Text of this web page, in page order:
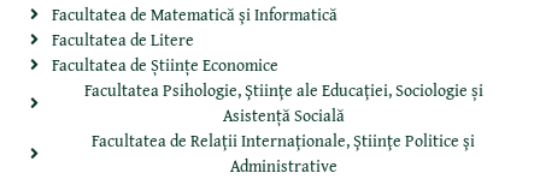
Facultatea de Matematică şi Informatică
Facultatea de Litere
Facultatea de Științe Economice
Facultatea Psihologie, Ştiinţe ale Educaţiei, Sociologie și
Asistență Socială
Facultatea de Relaţii Internaţionale, Ştiinţe Politice şi
Administrative